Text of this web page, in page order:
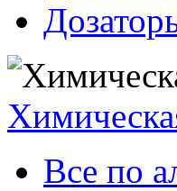
Все по